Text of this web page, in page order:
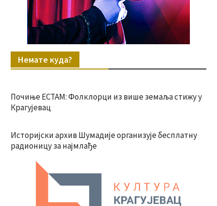
Немате куда?
Почиње ЕСТАМ: Фолклорци из више земаља стижу у
Крагујевац
Историјски архив Шумадије организује бесплатну
радионицу за најмлађе